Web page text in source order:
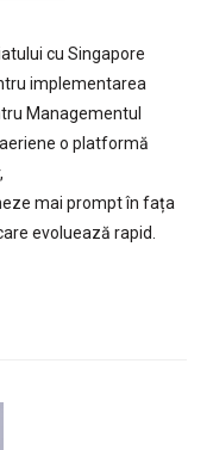
cu Singapore
implementarea
Managementul
o platformă
mai prompt în fața
evoluează rapid.